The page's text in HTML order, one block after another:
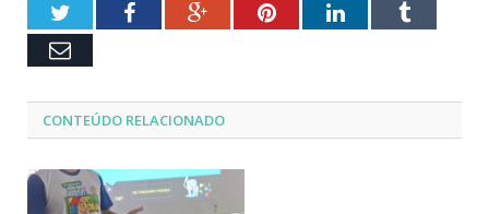
TwitterFacebookGoogle+PinterestLinkedInTumblr
Email
CONTEÚDO RELACIONADO